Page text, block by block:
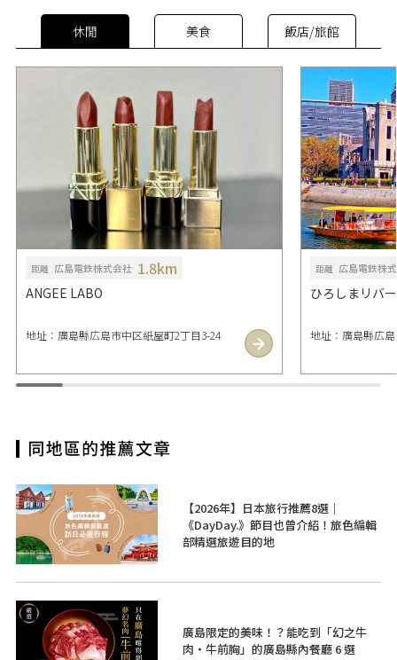
休閒 美食 飯店/旅館
距離 広島電鉄株式会社 1.8km
ANGEE LABO
地址：廣島縣広島市中区紙屋町2丁目3-24
距離 広島電鉄株
ひろしまリバ
地址：廣島縣広
【2026年】日本旅行推薦8選｜
《DayDay.》節目也曾介紹！旅色編輯
部精選旅遊目的地
廣島限定的美味！？能吃到「幻之牛
肉・牛前胸」的廣島縣內餐廳 6 選